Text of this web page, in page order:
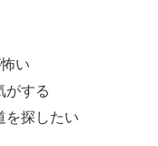
い
がする
を探したい